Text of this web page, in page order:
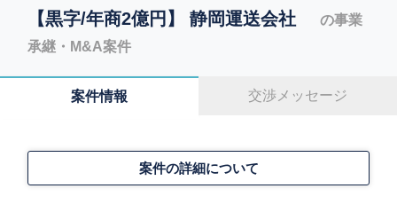
【黒字/年商2億円】 静岡運送会社
の事業
承継・M&A案件
案件情報 交渉メッセージ
案件の詳細について